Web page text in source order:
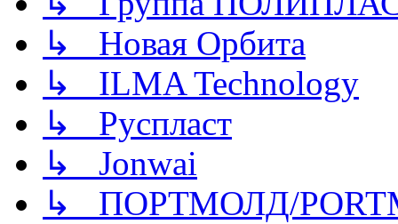
↳ Новая Орбита
↳ ILMA Technology
↳ Руспласт
↳ Jonwai
↳ ПОРТМОЛД/